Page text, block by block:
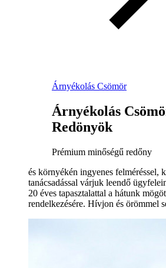
Árnyékolás Csömör
Árnyékolás
Redönyök
Prémium minőségű redőny
és környékén ingyenes felméréssel,
tanácsadással várjuk leendő
20 éves tapasztalattal a hátunk
rendelkezésére. Hívjon és örömmel